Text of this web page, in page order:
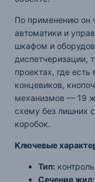
По применению он
автоматики и
шкафом и
диспетчеризации,
проектах, где
концевиков,
механизмов — 19
схему без лишних
коробок.
Ключевые
Тип:
Сечение жил: